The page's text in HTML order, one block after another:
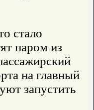
стало
паром из
на главный
запустить